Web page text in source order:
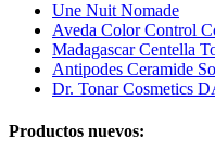
Une Nuit Nomade
Aveda Color Control
Madagascar Centella
Antipodes Ceramide
Dr. Tonar Cosmetics
Productos nuevos: